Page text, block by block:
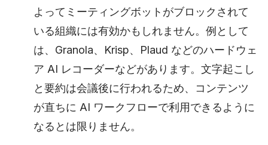
よってミーティングボットがブロックされて
いる組織には有効かもしれません。例として
は、Granola、Krisp、Plaud などのハードウェ
ア AI レコーダーなどがあります。文字起こし
と要約は会議後に行われるため、コンテンツ
が直ちに AI ワークフローで利用できるように
なるとは限りません。